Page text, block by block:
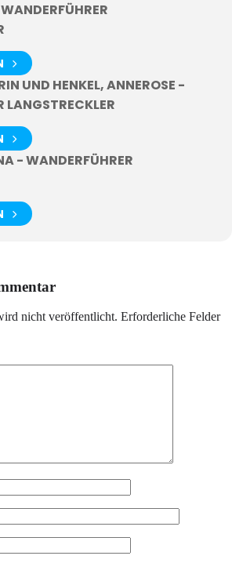
UND HENKEL, ANNEROSE -
LANGSTRECKLER
- WANDERFÜHRER
nicht veröffentlicht. Erforderliche Felder